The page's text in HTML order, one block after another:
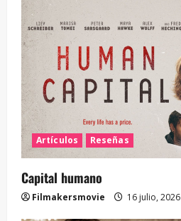
Artículos Reseñas
Capital humano
Filmakersmovie 16 julio, 2026